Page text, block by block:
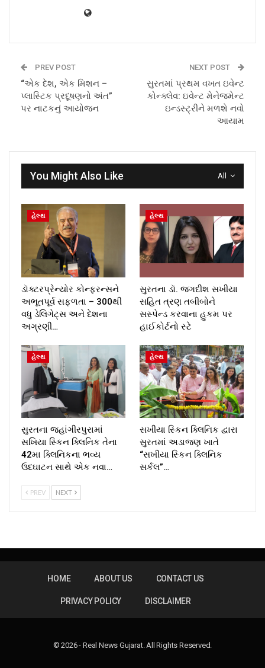
PREV POST
“એક દેશ, એક મિશન –
પ્લાસ્ટિક પ્રદૂષણનો અંત”
પર નાટકનું આયોજન
NEXT POST
સુરતમાં પ્રથમ વખત ઇવેન્ટ
કોન્ક્લેવ: ઇવેન્ટ મેનેજમેન્ટ
ઇન્ડસ્ટ્રીને મળશે નવો
આયામ
All
You Might Also Like
હેલ્થ
ડૉક્ટરપ્રેન્યોર કોન્ફરન્સને
અભૂતપૂર્વ સફળતા – 300થી
વધુ ડેલિગેટ્સ અને દેશના
અગ્રણી…
હેલ્થ
સુરતના ડૉ. જગદીશ સખીયા
સહિત ત્રણ તબીબોને
સસ્પેન્ડ કરવાના હુકમ પર
હાઈકોર્ટનો સ્ટે
હેલ્થ
સુરતના જહાંગીરપુરામાં
સખિયા સ્કિન ક્લિનિક તેના
42મા ક્લિનિકના ભવ્ય
ઉદઘાટન સાથે એક નવા…
હેલ્થ
સખીયા સ્કિન ક્લિનિક દ્વારા
સુરતમાં અડાજણ ખાતે
“સખીયા સ્કિન ક્લિનિક
સર્કલ”…
PREV NEXT
HOME ABOUT US CONTACT US
PRIVACY POLICY DISCLAIMER
© 2026 - Real News Gujarat. All Rights Reserved.